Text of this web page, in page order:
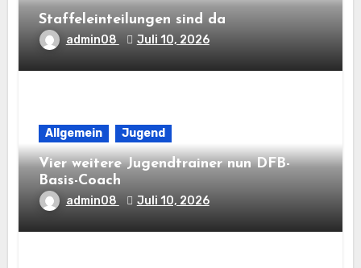
Staffeleinteilungen sind da
admin08 Juli 10, 2026
Allgemein Jugend
Vier weitere Jugendtrainer nun DFB-
Basis-Coach
admin08 Juli 10, 2026